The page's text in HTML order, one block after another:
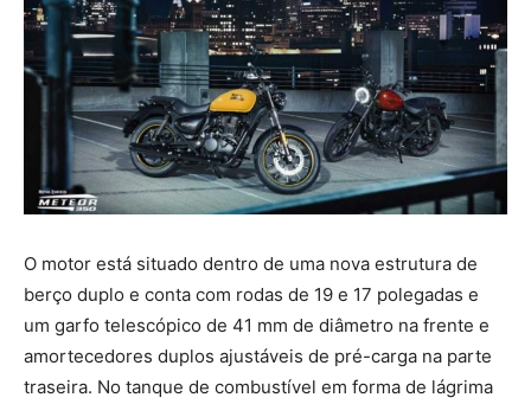
O motor está situado dentro de uma nova estrutura de
berço duplo e conta com rodas de 19 e 17 polegadas e
um garfo telescópico de 41 mm de diâmetro na frente e
amortecedores duplos ajustáveis ​​de pré-carga na parte
traseira. No tanque de combustível em forma de lágrima